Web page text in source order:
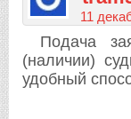
11
Подача
(наличии)
удобный